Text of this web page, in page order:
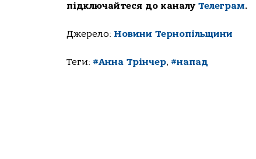
підключайтеся до каналу Телеграм.
Джерело: Новини Тернопільщини
Теги: #Анна Трінчер, #напад